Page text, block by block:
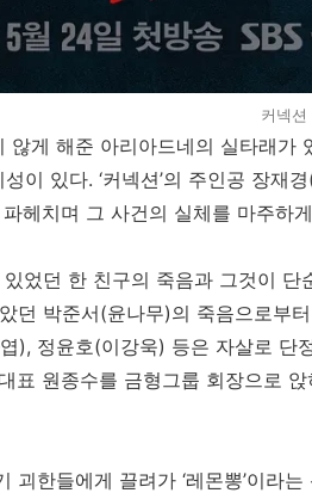
커넥션
게 해준 아리아드네의 실타래가
이 있다. ‘커넥션’의 주인공 장
헤치며 그 사건의 실체를 마주하
있었던 한 친구의 죽음과 그것이
던 박준서(윤나무)의 죽음으로부
), 정윤호(이강욱) 등은 자살로 단
표 원종수를 금형그룹 회장으로
괴한들에게 끌려가 ‘레몬뽕’이라